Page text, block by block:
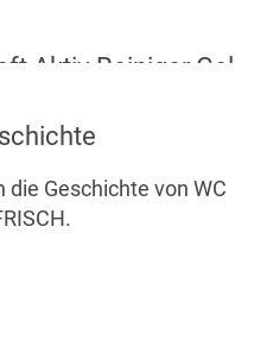
Aktiv Reiniger Gel
die Geschichte von WC